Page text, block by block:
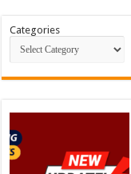
Categories